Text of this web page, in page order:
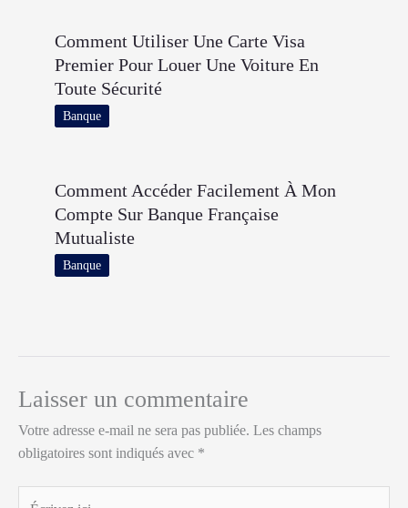
Comment Utiliser Une Carte Visa
Premier Pour Louer Une Voiture En
Toute Sécurité
Banque
Comment Accéder Facilement À Mon
Compte Sur Banque Française
Mutualiste
Banque
Laisser un commentaire
Votre adresse e-mail ne sera pas publiée. Les champs
obligatoires sont indiqués avec *